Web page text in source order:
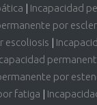
| Incapacidad
por
escoliosis |
por
fatiga |